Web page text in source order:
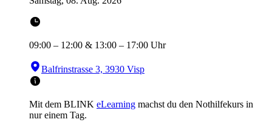
09:00 – 12:00 & 13:00 – 17:00 Uhr
Balfrinstrasse 3, 3930 Visp
Mit dem BLINK eLearning machst du den Nothilfekurs in
nur einem Tag.